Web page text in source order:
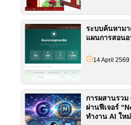
ระบบค้นหาม
แผนการสอน
14 April 2569
การผสานรวม
ผ่านฟีเจอร์
ทำงาน AI ให